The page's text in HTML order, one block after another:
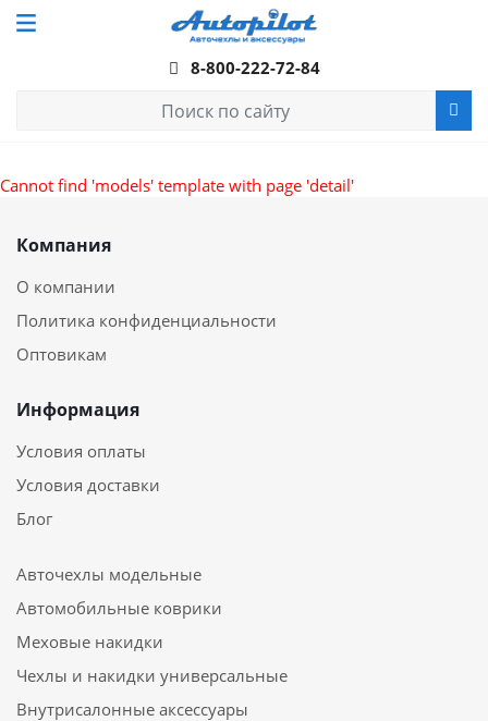
8-800-222-72-84
Cannot find 'models' template with page 'detail'
Компания
О компании
Политика конфиденциальности
Оптовикам
Информация
Условия оплаты
Условия доставки
Блог
Авточехлы модельные
Автомобильные коврики
Меховые накидки
Чехлы и накидки универсальные
Внутрисалонные аксессуары